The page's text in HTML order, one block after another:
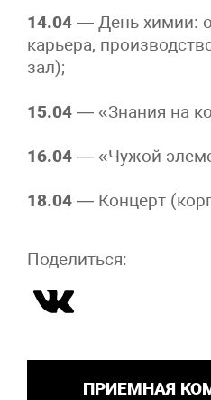
14.04 — День химии:
карьера,
зал);
15.04 — «Знания на
16.04 — «Чужой
18.04 — Концерт
Поделиться:
ПРИЕМНАЯ